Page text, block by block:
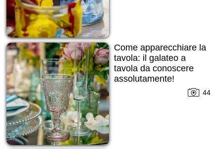
Come apparecchiare la
tavola: il galateo a
tavola da conoscere
assolutamente!
44